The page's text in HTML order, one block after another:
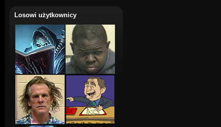
Losowi użytkownicy